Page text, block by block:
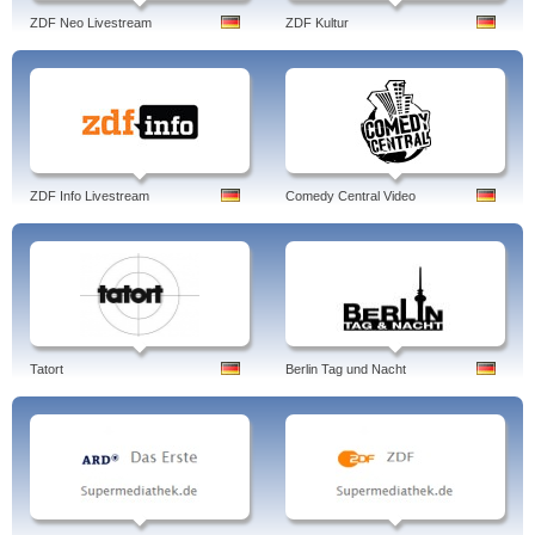
ZDF Neo Livestream ZDF Kultur
ZDF Info Livestream Comedy Central Video
Tatort Berlin Tag und Nacht